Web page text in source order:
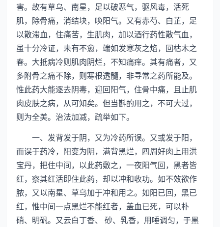
害。故有草乌、南星，足以破恶气，驱风毒，活死
肌，除骨痛，消结块，唤阳气。又有赤芍、白芷，足
以散滞血，住痛苦，生肌肉，加以酒行药性散气血，
虽十分冷证，未有不愈，端如发寒灰之焰，回枯木之
春。大抵病冷则肌肉阴烂，不知痛痒。其有痛者，又
多附骨之痛不除，则寒根透髓，非寻常之药所能及。
惟此药大能逐去阴毒，迎回阳气，住骨中痛，且止肌
肉皮肤之病，从可知矣。但当斟酌用之，不可大过，
则为全美。治法加减，疏举如下。
一、发背发于阴，又为冷药所误。又或发于阳，
而误于药冷，阳变为阴，满背黑烂，四周好肉上用洪
宝丹，把住中间，以此药敷之，一夜阳气回，黑者皆
红，察其红活即住此药，却以冲和收功。如不效欲作
脓，又以南星、草乌加于冲和用之。如阳已回，黑已
红，惟中间一点黑烂不能红者，盖血已死，可以朴
硝、明矾。又云白丁香、 砂、乳香，用唾调匀，于黑